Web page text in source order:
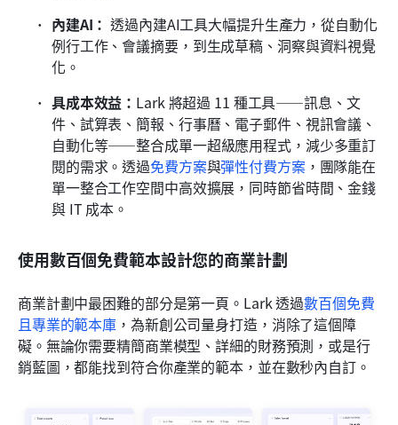
內建AI： 透過內建AI工具大幅提升生產力，從自動化
例行工作、會議摘要，到生成草稿、洞察與資料視覺
化。
具成本效益： Lark 將超過 11 種工具——訊息、文
件、試算表、簡報、行事曆、電子郵件、視訊會議、
自動化等——整合成單一超級應用程式，減少多重訂
閱的需求。透過免費方案與彈性付費方案，團隊能在
單一整合工作空間中高效擴展，同時節省時間、金錢
與 IT 成本。
使用數百個免費範本設計您的商業計劃
商業計劃中最困難的部分是第一頁。Lark 透過數百個免費
且專業的範本庫 ，為新創公司量身打造，消除了這個障
礙。無論你需要精簡商業模型、詳細的財務預測，或是行
銷藍圖，都能找到符合你產業的範本，並在數秒內自訂。